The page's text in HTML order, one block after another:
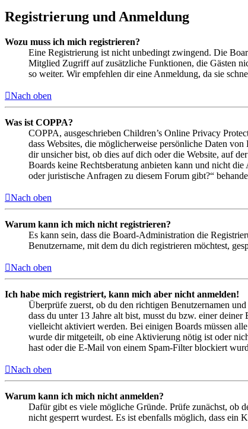
Registrierung und Anmeldung
Wozu muss ich mich registrieren?
Eine Registrierung ist nicht unbedingt zwingend. Die
Mitglied Zugriff auf zusätzliche Funktionen, die Gästen
so weiter. Wir empfehlen dir eine Anmeldung, da sie
Nach oben
Was ist COPPA?
COPPA, ausgeschrieben Children’s Online Privacy
dass Websites, die möglicherweise persönliche Daten
dir unsicher bist, ob dies auf dich oder die Website, auf
Boards keine Rechtsberatung anbieten kann und nicht
oder juristische Anfragen zu diesem Forum gibt?“
Nach oben
Warum kann ich mich nicht registrieren?
Es kann sein, dass die Board-Administration die
Benutzername, mit dem du dich registrieren möchtest,
Nach oben
Ich habe mich registriert, kann mich aber nicht anmelden!
Überprüfe zuerst, ob du den richtigen Benutzernamen
dass du unter 13 Jahre alt bist, musst du bzw. einer
vielleicht aktiviert werden. Bei einigen Boards müssen
wurde dir mitgeteilt, ob eine Aktivierung nötig ist oder
hast oder die E-Mail von einem Spam-Filter blockiert
Nach oben
Warum kann ich mich nicht anmelden?
Dafür gibt es viele mögliche Gründe. Prüfe zunächst, ob
nicht gesperrt wurdest. Es ist ebenfalls möglich, dass ein